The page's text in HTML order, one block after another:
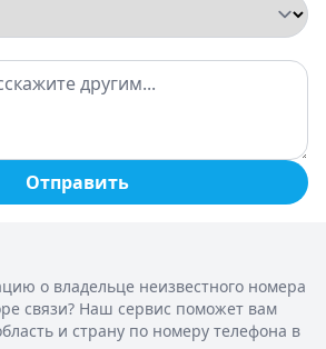
Отправить
о владельце неизвестного номера
связи? Наш сервис поможет вам
и страну по номеру телефона в